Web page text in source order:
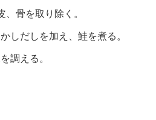
骨を取り除く。
しだしを加え、鮭を煮る。
調える。